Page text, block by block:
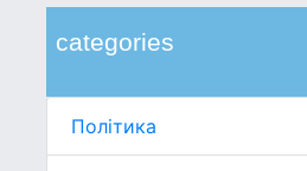
categories
Політика